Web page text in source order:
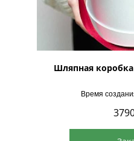
Шляпная
Время